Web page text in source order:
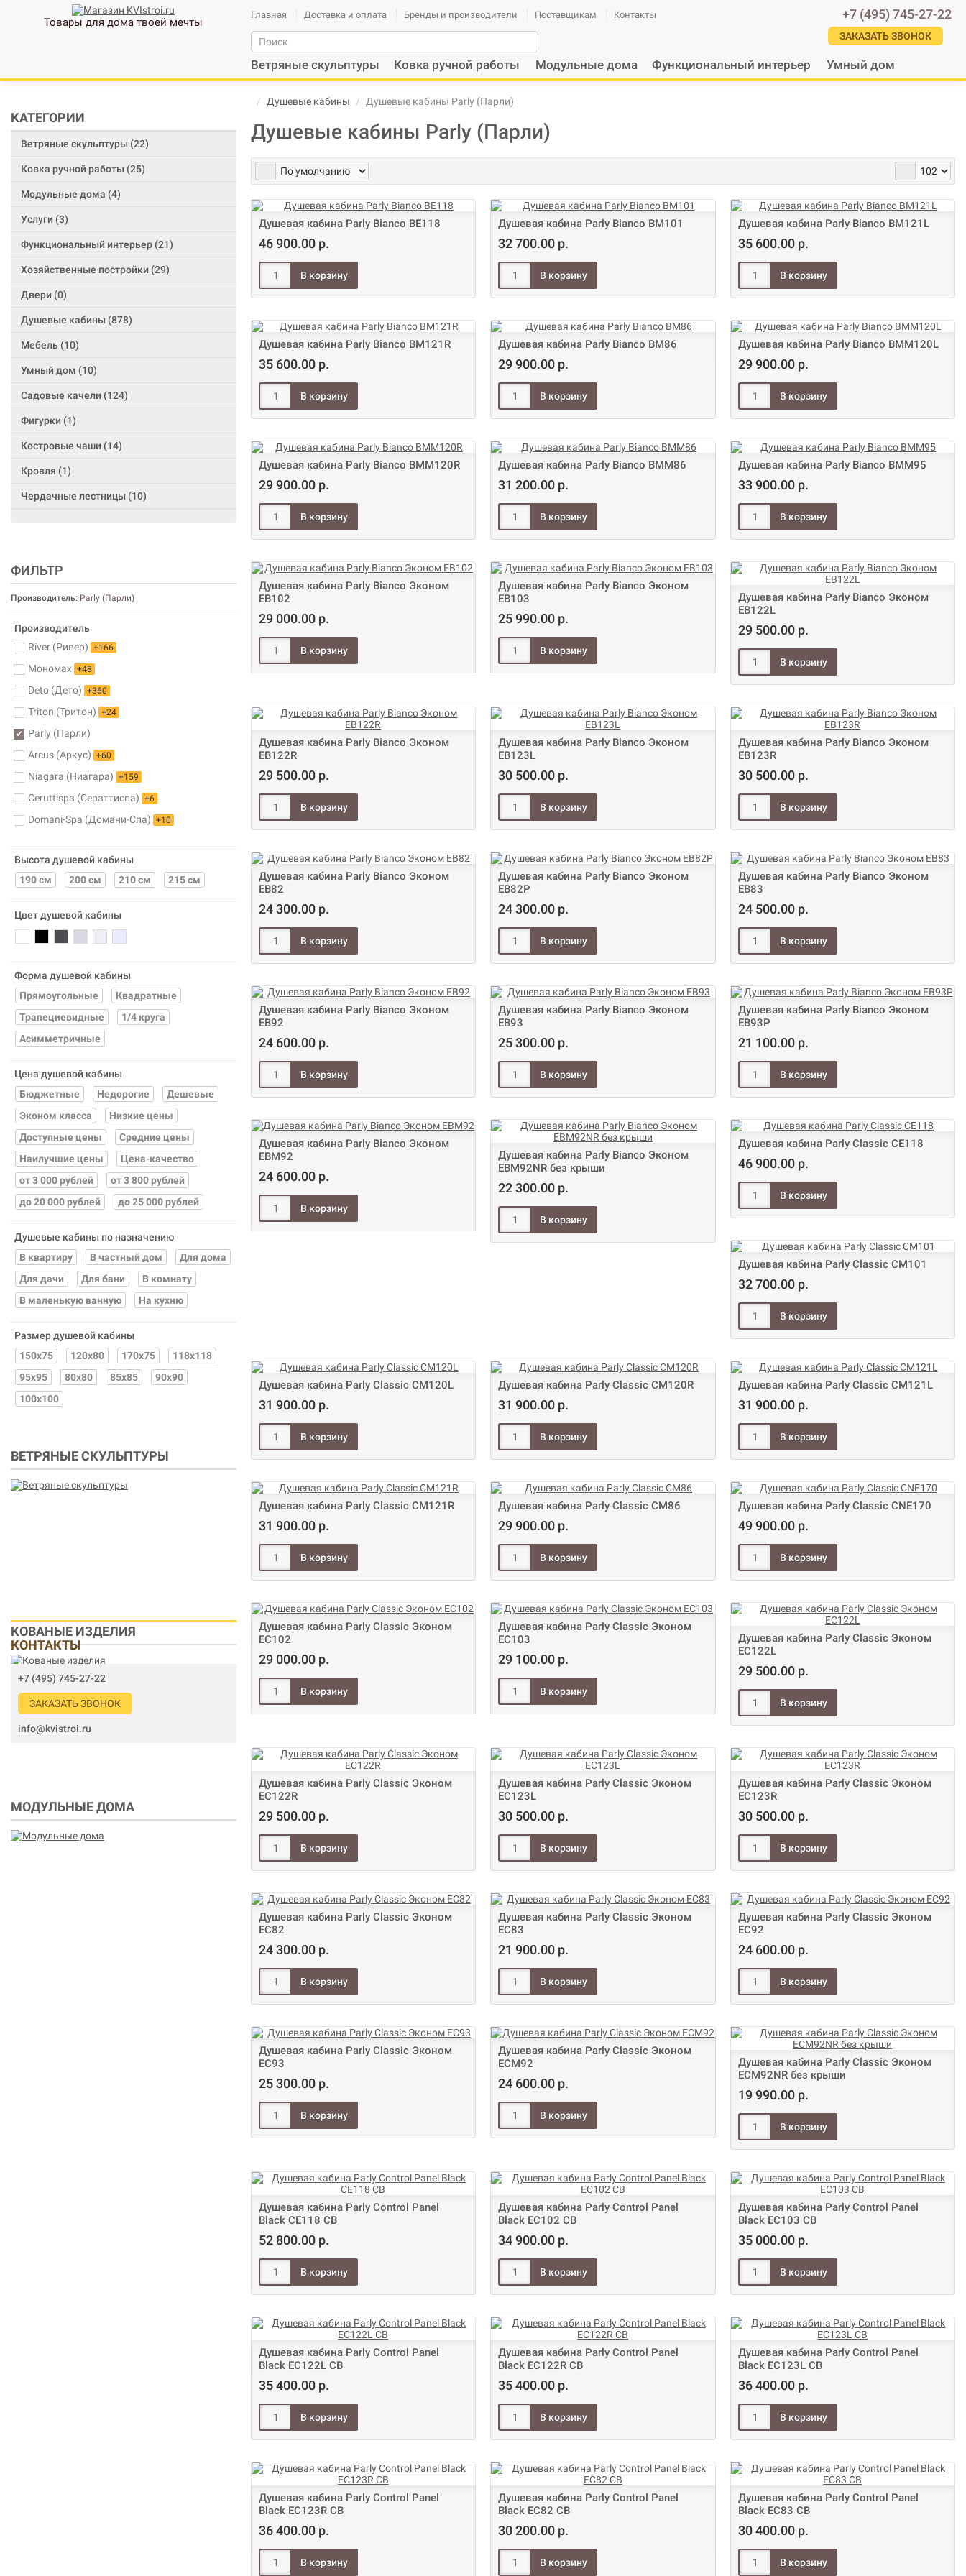
Товары для дома твоей мечты
+7 (495) 745-27-22
ЗАКАЗАТЬ ЗВОНОК
Главная Доставка и оплата Бренды и производители Поставщикам Контакты
Ветряные скульптуры Ковка ручной работы Модульные дома Функциональный интерьер Умный дом
КАТЕГОРИИ
Ветряные скульптуры (22)
Ковка ручной работы (25)
Модульные дома (4)
Услуги (3)
Функциональный интерьер (21)
Хозяйственные постройки (29)
Двери (0)
Душевые кабины (878)
Мебель (10)
Умный дом (10)
Садовые качели (124)
Фигурки (1)
Костровые чаши (14)
Кровля (1)
Чердачные лестницы (10)
ФИЛЬТР
Производитель: Parly (Парли)
Производитель
River (Ривер) +166
Мономах +48
Deto (Дето) +360
Triton (Тритон) +24
Parly (Парли)
Arcus (Аркус) +60
Niagara (Ниагара) +159
Ceruttispa (Сераттиспа) +6
Domani-Spa (Домани-Спа) +10
Высота душевой кабины
190 см
200 см 210 см 215 см
Цвет душевой кабины
Форма душевой кабины
Прямоугольные
Квадратные
Трапециевидные
1/4 круга
Асимметричные
Цена душевой кабины
Бюджетные
Недорогие
Дешевые
Эконом класса
Низкие цены
Доступные цены
Средние цены
Наилучшие цены
Цена-качество
от 3 000 рублей
от 3 800 рублей
до 20 000 рублей
до 25 000 рублей
Душевые кабины по назначению
В квартиру
В частный дом
Для дома
Для дачи
Для бани
В комнату
В маленькую ванную
На кухню
Размер душевой кабины
150x75
120x80 170x75
118x118
95x95
80х80 85x85
90х90
100х100
ВЕТРЯНЫЕ СКУЛЬПТУРЫ
КОВАНЫЕ ИЗДЕЛИЯ
МОДУЛЬНЫЕ ДОМА
КОНТАКТЫ
+7 (495) 745-27-22
ЗАКАЗАТЬ ЗВОНОК
info@kvistroi.ru
Душевые кабины Душевые кабины Parly (Парли)
Душевые кабины Parly (Парли)
Душевая кабина Parly Bianco BE118
46 900.00 р.
Душевая кабина Parly Bianco BM101
32 700.00 р.
Душевая кабина Parly Bianco BM121L
35 600.00 р.
Душевая кабина Parly Bianco BM121R
35 600.00 р.
Душевая кабина Parly Bianco BM86
29 900.00 р.
Душевая кабина Parly Bianco BMM120L
29 900.00 р.
Душевая кабина Parly Bianco BMM120R
29 900.00 р.
Душевая кабина Parly Bianco BMM86
31 200.00 р.
Душевая кабина Parly Bianco BMM95
33 900.00 р.
Душевая кабина Parly Bianco Эконом
EB102
29 000.00 р.
Душевая кабина Parly Bianco Эконом
EB103
25 990.00 р.
Душевая кабина Parly Bianco Эконом
EB122L
29 500.00 р.
Душевая кабина Parly Bianco Эконом
EB122R
29 500.00 р.
Душевая кабина Parly Bianco Эконом
EB123L
30 500.00 р.
Душевая кабина Parly Bianco Эконом
EB123R
30 500.00 р.
Душевая кабина Parly Bianco Эконом
EB82
24 300.00 р.
Душевая кабина Parly Bianco Эконом
EB82Р
24 300.00 р.
Душевая кабина Parly Bianco Эконом
EB83
24 500.00 р.
Душевая кабина Parly Bianco Эконом
EB92
24 600.00 р.
Душевая кабина Parly Bianco Эконом
EB93
25 300.00 р.
Душевая кабина Parly Bianco Эконом
EB93P
21 100.00 р.
Душевая кабина Parly Bianco Эконом
EBM92
24 600.00 р.
Душевая кабина Parly Bianco Эконом
EBM92NR без крыши
22 300.00 р.
Душевая кабина Parly Classic CE118
46 900.00 р.
Душевая кабина Parly Classic CM101
32 700.00 р.
Душевая кабина Parly Classic CM120L
31 900.00 р.
Душевая кабина Parly Classic CM120R
31 900.00 р.
Душевая кабина Parly Classic CM121L
31 900.00 р.
Душевая кабина Parly Classic CM121R
31 900.00 р.
Душевая кабина Parly Classic CM86
29 900.00 р.
Душевая кабина Parly Classic CNE170
49 900.00 р.
Душевая кабина Parly Classic Эконом
EC102
29 000.00 р.
Душевая кабина Parly Classic Эконом
EC103
29 100.00 р.
Душевая кабина Parly Classic Эконом
EC122L
29 500.00 р.
Душевая кабина Parly Classic Эконом
EC122R
29 500.00 р.
Душевая кабина Parly Classic Эконом
EC123L
30 500.00 р.
Душевая кабина Parly Classic Эконом
EC123R
30 500.00 р.
Душевая кабина Parly Classic Эконом
EC82
24 300.00 р.
Душевая кабина Parly Classic Эконом
EC83
21 900.00 р.
Душевая кабина Parly Classic Эконом
EC92
24 600.00 р.
Душевая кабина Parly Classic Эконом
EC93
25 300.00 р.
Душевая кабина Parly Classic Эконом
ECM92
24 600.00 р.
Душевая кабина Parly Classic Эконом
ECM92NR без крыши
19 990.00 р.
Душевая кабина Parly Control Panel
Black CE118 CB
52 800.00 р.
Душевая кабина Parly Control Panel
Black EC102 CB
34 900.00 р.
Душевая кабина Parly Control Panel
Black EC103 CB
35 000.00 р.
Душевая кабина Parly Control Panel
Black EC122L CB
35 400.00 р.
Душевая кабина Parly Control Panel
Black EC122R CB
35 400.00 р.
Душевая кабина Parly Control Panel
Black EC123L CB
36 400.00 р.
Душевая кабина Parly Control Panel
Black EC123R CB
36 400.00 р.
Душевая кабина Parly Control Panel
Black EC82 CB
30 200.00 р.
Душевая кабина Parly Control Panel
Black EC83 CB
30 400.00 р.